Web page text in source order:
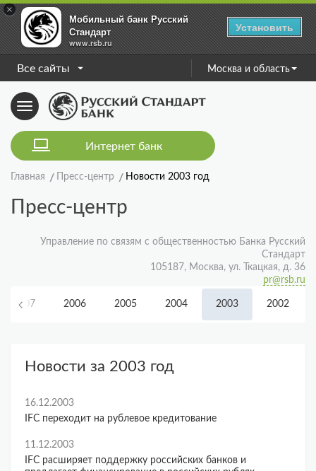
×
Мобильный банк Русский
Стандарт
www.rsb.ru
Установить
Все сайты Москва и область
Toggle
navigation
Интернет банк
Главная Пресс-центр Новости 2003 год
Пресс-центр
Управление по связям с общественностью Банка Русский
Стандарт
105187, Москва, ул. Ткацкая, д. 36
pr@rsb.ru
2007 2006 2005 2004 2003 2002
Новости за 2003 год
16.12.2003
IFC переходит на рублевое кредитование
11.12.2003
IFC расширяет поддержку российских банков и